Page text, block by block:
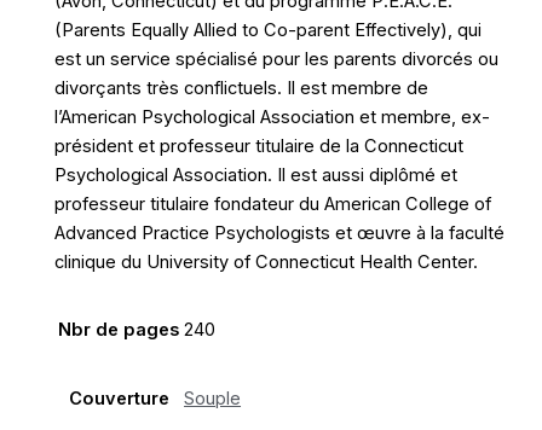
(Parents Equally Allied to Co-parent Effectively), qui
est un service spécialisé pour les parents divorcés ou
divorçants très conflictuels. Il est membre de
l’American Psychological Association et membre, ex-
président et professeur titulaire de la Connecticut
Psychological Association. Il est aussi diplômé et
professeur titulaire fondateur du American College of
Advanced Practice Psychologists et œuvre à la faculté
clinique du University of Connecticut Health Center.
Nbr de pages 240
Couverture Souple